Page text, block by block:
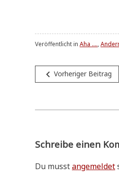
Veröffentlicht in Aha ....,
navigate_before Vorheriger Beitrag
Schreibe einen
Du musstangemeldet